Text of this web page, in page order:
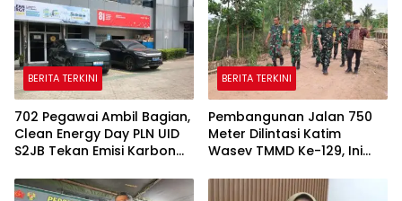
BERITA TERKINI
702 Pegawai Ambil Bagian,
Clean Energy Day PLN UID
S2JB Tekan Emisi Karbon
BERITA TERKINI
Pembangunan Jalan 750
Meter Dilintasi Katim
Wasev TMMD Ke-129, Ini